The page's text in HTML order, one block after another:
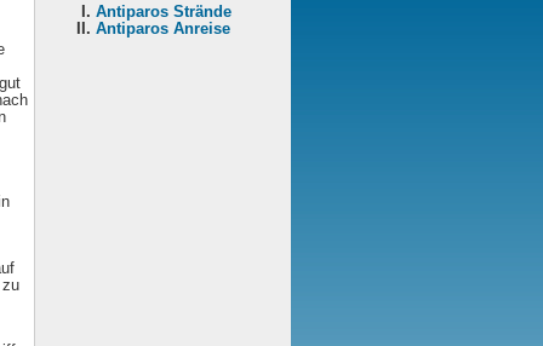
Antiparos Strände
Antiparos Anreise